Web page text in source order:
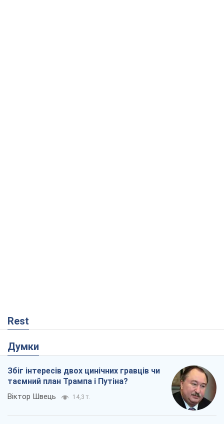
Rest
Думки
Збіг інтересів двох цинічних гравців чи
таємний план Трампа і Путіна?
Віктор Швець 14,3 т.